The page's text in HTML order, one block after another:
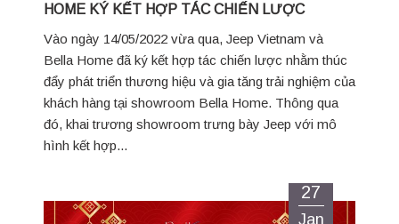
HOME KÝ KẾT HỢP TÁC CHIẾN LƯỢC
Vào ngày 14/05/2022 vừa qua, Jeep Vietnam và
Bella Home đã ký kết hợp tác chiến lược nhằm thúc
đẩy phát triển thương hiệu và gia tăng trải nghiệm của
khách hàng tại showroom Bella Home. Thông qua
đó, khai trương showroom trưng bày Jeep với mô
hình kết hợp...
27
Jan